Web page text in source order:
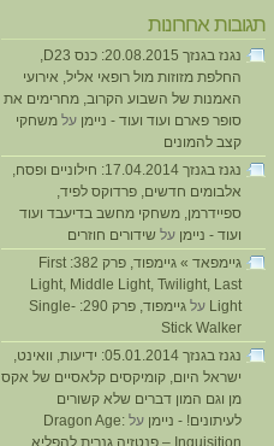
תגובות אחרונות
נגנז בגנזך 20.08.2015: כנס D23,
החלפת מזוזות מול רופאי אליל, אירועי
האמנות של השבוע הקרוב, מחרימים את
סופר פארם ועוד ועוד - ניימן על משחקי
קצב להמונים
נגנז בגנזך 17.04.2014: חילוניים ופסח,
אלבומים חדשים, פרדוקס לפיד,
ספיידרמן, משחקי מחשב בדיעבד ועוד
ועוד - ניימן על שידורים חוזרים
גיימפאד » גיימפוד, פרק 382: First
Light, Middle Light, Twilight, Last
Light על
גיימפוד, פרק 290: Single-
Stick Walker
נגנז בגנזך 05.01.2014: ידיעות, וואינט,
ישראל היום, קומיקסים קלאסיים של אקס
מן וגם המון דברים שלא קשורים
לעיתונים! - ניימן על Dragon Age:
Inquisition – פנטזיה גנרית להפליא